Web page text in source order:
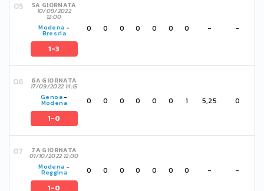
5A GIORNATA
10/09/2022
12:00
Modena -
Brescia
1-3
0 0 0 0 0 0 0 - -
6A GIORNATA
17/09/2022 14:15
Genoa-
Modena
1-0
0 0 0 0 0 0 1 5,25 0
7A GIORNATA
01/10/2022 12:00
Modena -
Reggina
1-0
0 0 0 0 0 0 0 - -